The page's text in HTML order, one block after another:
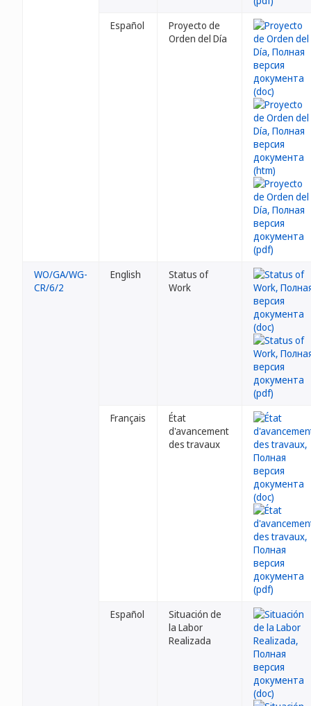
Español
Proyecto de
Orden del Día
WO/GA/WG-
CR/6/2
English
Status of
Work
Français
État
d'avancement
des travaux
Español
Situación de
la Labor
Realizada